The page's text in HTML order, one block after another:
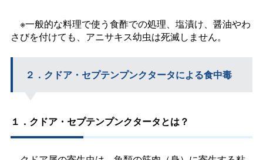
※一般的な料理で使う食酢での処理、塩漬け、醤油やわ
さびを付けても、アニサキス幼虫は死滅しません。
２．クドア・セプテンプンクタータによる食中毒
１．クドア・セプテンプンクタータとは？